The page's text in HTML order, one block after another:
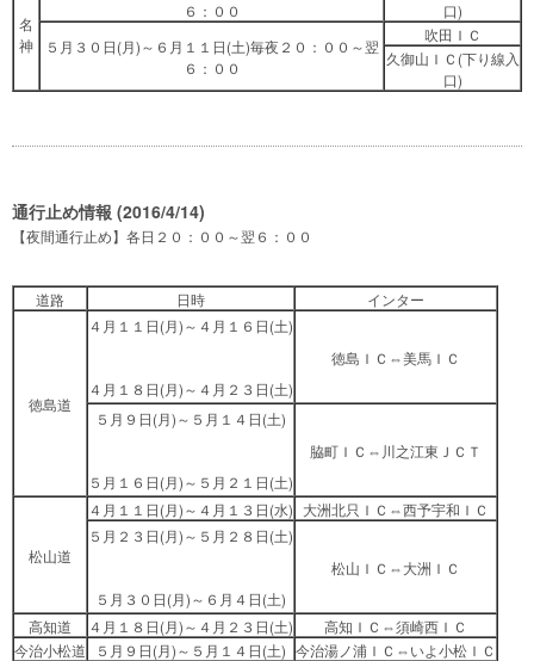
名
神
６：００
口)
５月３０日(月)～６月１１日(土)毎夜２０：００～翌
６：００
吹田ＩＣ
久御山ＩＣ(下り線入
口)
通行止め情報 (2016/4/14)
【夜間通行止め】各日２０：００～翌６：００
道路 日時 インター
徳島道
４月１１日(月)～４月１６日(土)
４月１８日(月)～４月２３日(土)
徳島ＩＣ⇔美馬ＩＣ
５月９日(月)～５月１４日(土)
５月１６日(月)～５月２１日(土)
脇町ＩＣ⇔川之江東ＪＣＴ
松山道
４月１１日(月)～４月１３日(水) 大洲北只ＩＣ⇔西予宇和ＩＣ
５月２３日(月)～５月２８日(土)
５月３０日(月)～６月４日(土)
松山ＩＣ⇔大洲ＩＣ
高知道 ４月１８日(月)～４月２３日(土)
高知ＩＣ⇔須崎西ＩＣ
今治小松道
５月９日(月)～５月１４日(土) 今治湯ノ浦ＩＣ⇔いよ小松ＩＣ